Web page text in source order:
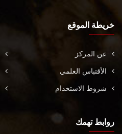
خريطة الموقع
عن المركز
الأقتباس العلمي
شروط الاستخدام
روابط تهمك